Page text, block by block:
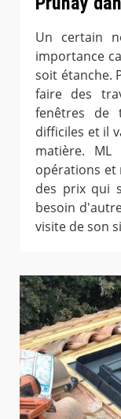
Un certain
importance
soit étanche.
faire des
fenêtres de
difficiles et il
matière. ML
opérations et
des prix qui
besoin
visite de son